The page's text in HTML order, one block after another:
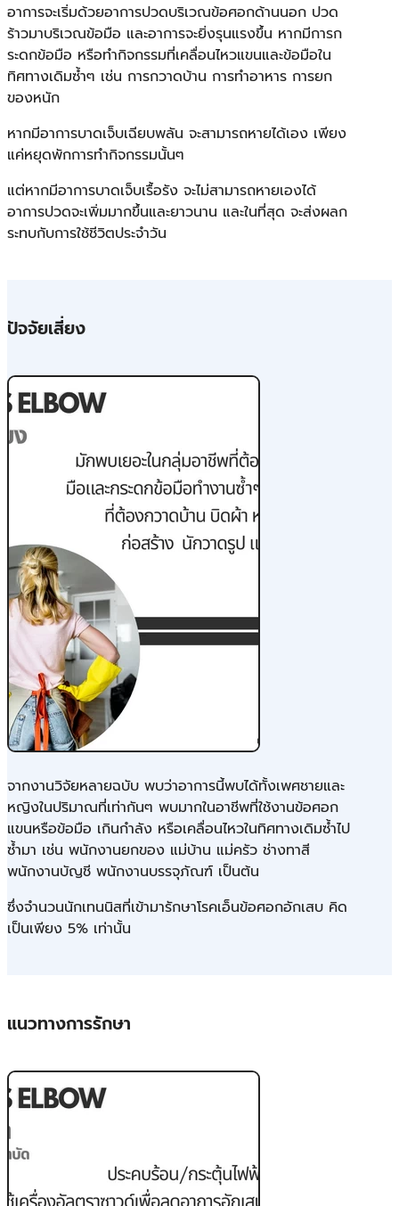
อาการจะเริ่มด้วยอาการปวดบริเวณข้อศอกด้านนอก ปวด
ร้าวมาบริเวณข้อมือ และอาการจะยิ่งรุนแรงขึ้น หากมีการก
ระดกข้อมือ หรือทำกิจกรรมที่เคลื่อนไหวแขนและข้อมือใน
ทิศทางเดิมซ้ำๆ เช่น การกวาดบ้าน การทำอาหาร การยก
ของหนัก
หากมีอาการบาดเจ็บเฉียบพลัน จะสามารถหายได้เอง เพียง
แค่หยุดพักการทำกิจกรรมนั้นๆ
แต่หากมีอาการบาดเจ็บเรื้อรัง จะไม่สามารถหายเองได้
อาการปวดจะเพิ่มมากขึ้นและยาวนาน และในที่สุด จะส่งผลก
ระทบกับการใช้ชีวิตประจำวัน
ปัจจัยเสี่ยง
จากงานวิจัยหลายฉบับ พบว่าอาการนี้พบได้ทั้งเพศชายและ
หญิงในปริมาณที่เท่ากันๆ พบมากในอาชีพที่ใช้งานข้อศอก
แขนหรือข้อมือ เกินกำลัง หรือเคลื่อนไหวในทิศทางเดิมซ้ำไป
ซ้ำมา เช่น พนักงานยกของ แม่บ้าน แม่ครัว ช่างทาสี
พนักงานบัญชี พนักงานบรรจุภัณฑ์ เป็นต้น
ซึ่งจำนวนนักเทนนิสที่เข้ามารักษาโรคเอ็นข้อศอกอักเสบ คิด
เป็นเพียง 5% เท่านั้น
แนวทางการรักษา